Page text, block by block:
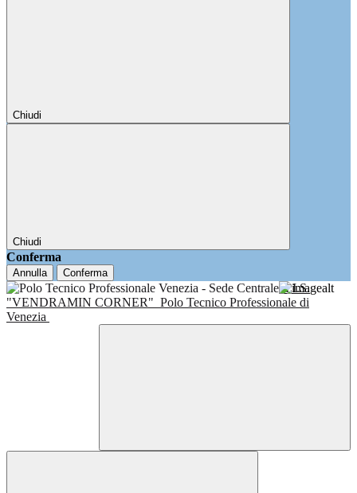
Chiudi
Chiudi
Conferma
Annulla Conferma
I.I.S.
"VENDRAMIN CORNER" Polo Tecnico Professionale di
Venezia